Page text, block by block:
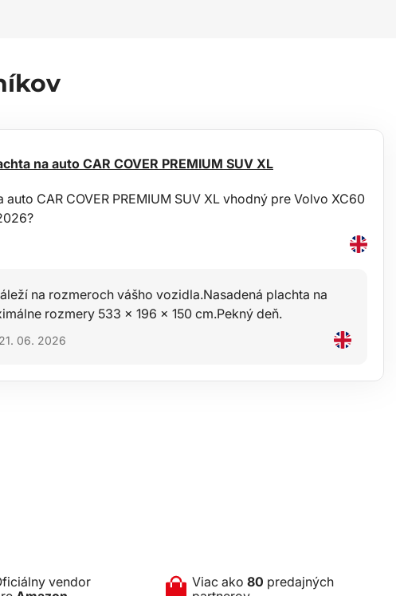
na auto CAR COVER PREMIUM SUV XL
CAR COVER PREMIUM SUV XL vhodný pre Volvo XC60
na rozmeroch vášho vozidla.Nasadená plachta na
rozmery 533 x 196 x 150 cm.Pekný deň.
06. 2026
vendor
Viac ako 80 predajných